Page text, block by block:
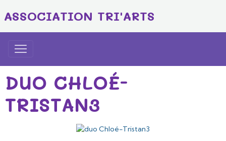
ASSOCIATION TRI'ARTS
DUO CHLOÉ-
TRISTAN3